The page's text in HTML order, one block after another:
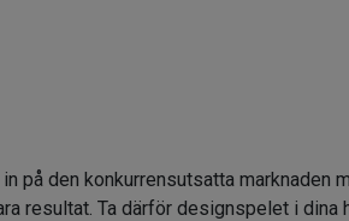
på den konkurrensutsatta marknaden
resultat. Ta därför designspelet i dina